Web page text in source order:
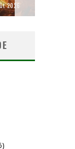
2026